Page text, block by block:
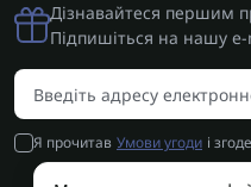
Дізнавайтеся першим
Підпишіться на нашу
Я прочитав Умови угоди і